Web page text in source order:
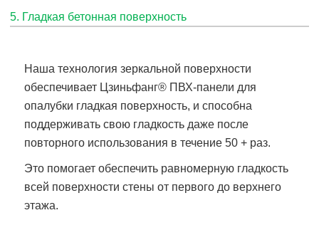
5. Гладкая бетонная поверхность
Наша технология зеркальной поверхности
обеспечивает Цзиньфанг® ПВХ-панели для
опалубки гладкая поверхность, и способна
поддерживать свою гладкость даже после
повторного использования в течение 50 + раз.
Это помогает обеспечить равномерную гладкость
всей поверхности стены от первого до верхнего
этажа.